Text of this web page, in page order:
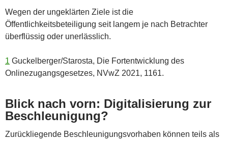
Wegen der ungeklärten Ziele ist die
Öffentlichkeitsbeteiligung seit langem je nach Betrachter
überflüssig oder unerlässlich.
1 Guckelberger/Starosta, Die Fortentwicklung des
Onlinezugangsgesetzes, NVwZ 2021, 1161.
Blick nach vorn: Digitalisierung zur
Beschleunigung?
Zurückliegende Beschleunigungsvorhaben können teils als